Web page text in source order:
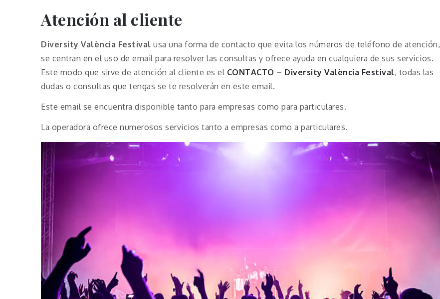
Atención al cliente
Diversity València Festival usa una forma de contacto que evita los números de teléfono de atención,
se centran en el uso de email para resolver las consultas y ofrece ayuda en cualquiera de sus servicios.
Este modo que sirve de atención al cliente es el CONTACTO – Diversity València Festival, todas las
dudas o consultas que tengas se te resolverán en este email.
Este email se encuentra disponible tanto para empresas como para particulares.
La operadora ofrece numerosos servicios tanto a empresas como a particulares.